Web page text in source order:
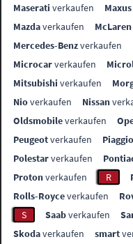
Maserati verkaufen Maxus
Mazdaverkaufen McLaren
Mercedes-Benzverkaufen
Microcarverkaufen
Mitsubishi verkaufen
Nioverkaufen Nissan
Oldsmobileverkaufen
Peugeotverkaufen Piaggio
Polestarverkaufen
Protonverkaufen R
Rolls-Royceverkaufen
S
Saabverkaufen
Skodaverkaufen smart